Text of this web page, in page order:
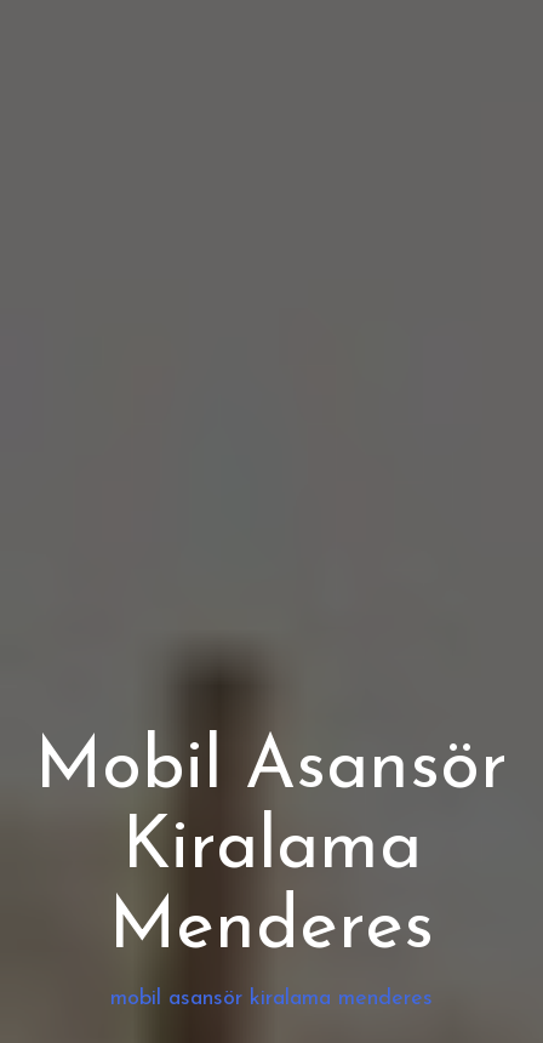
Mobil Asansör
Kiralama
Menderes
mobil asansör kiralama menderes